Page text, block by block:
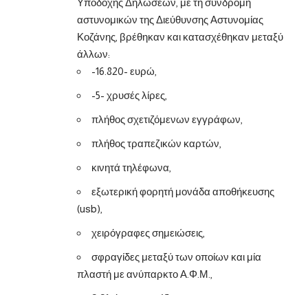
αστυνομικών της Διεύθυνσης Αστυνομίας
Κοζάνης, βρέθηκαν και κατασχέθηκαν μεταξύ
άλλων:
-16.820- ευρώ,
-5- χρυσές λίρες,
πλήθος σχετιζόμενων εγγράφων,
πλήθος τραπεζικών καρτών,
κινητά τηλέφωνα,
εξωτερική φορητή μονάδα αποθήκευσης
(usb),
χειρόγραφες σημειώσεις,
σφραγίδες μεταξύ των οποίων και μία
πλαστή με ανύπαρκτο Α.Φ.Μ.,